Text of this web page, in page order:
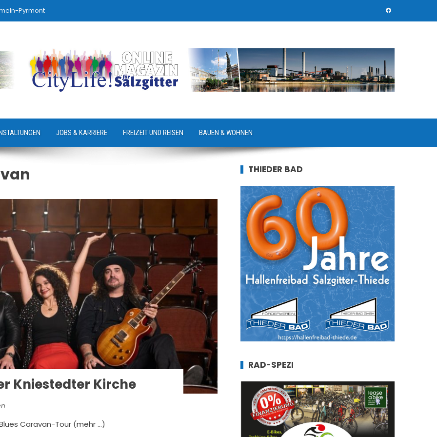
Pyrmont
JOBS & KARRIERE FREIZEIT UND REISEN BAUEN & WOHNEN
Kniestedter Kirche
Caravan-Tour (mehr …)
THIEDER BAD
RAD-SPEZI